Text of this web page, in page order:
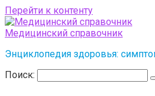
Перейти к контенту
Медицинский справочник
Энциклопедия здоровья:
Поиск: